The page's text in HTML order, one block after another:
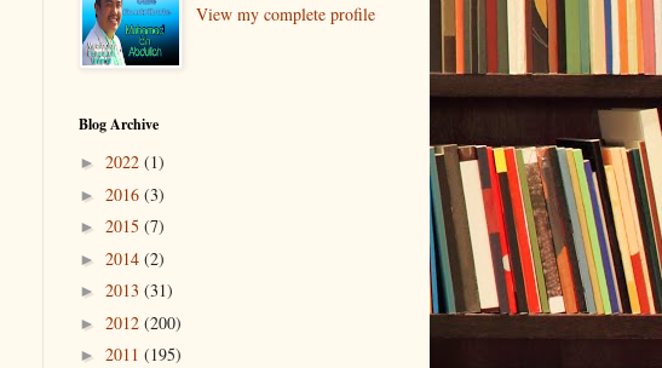
View my complete profile
Blog Archive
► 2022 (1)
► 2016 (3)
► 2015 (7)
► 2014 (2)
► 2013 (31)
► 2012 (200)
► 2011 (195)